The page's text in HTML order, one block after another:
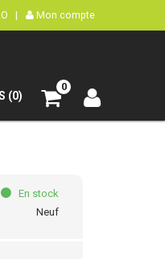
| Mon compte
(0)
0
En stock
Neuf